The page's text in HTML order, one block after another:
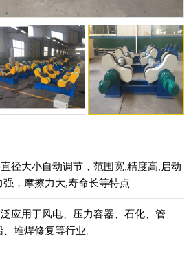
径大小自动调节，范围宽,精度高,启动
，摩擦力大,寿命长等特点
应用于风电、压力容器、石化、管
堆焊修复等行业。